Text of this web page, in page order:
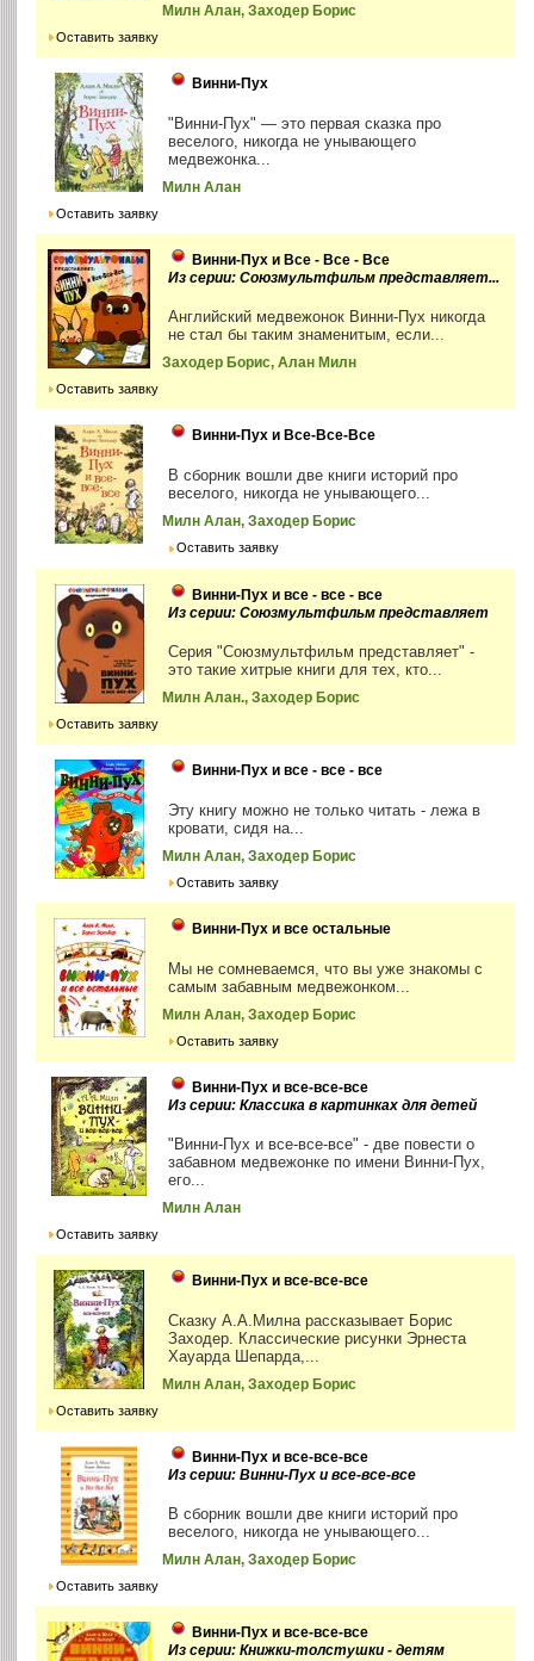
Милн Алан, Заходер Борис
Оставить заявку
Винни-Пух
"Винни-Пух" — это первая сказка про
веселого, никогда не унывающего
медвежонка...
Милн Алан
Оставить заявку
Винни-Пух и Все - Все - Все
Из серии: Союзмультфильм представляет...
Английский медвежонок Винни-Пух никогда
не стал бы таким знаменитым, если...
Заходер Борис, Алан Милн
Оставить заявку
Винни-Пух и Все-Все-Все
В сборник вошли две книги историй про
веселого, никогда не унывающего...
Милн Алан, Заходер Борис
Оставить заявку
Винни-Пух и все - все - все
Из серии: Союзмультфильм представляет
Серия "Союзмультфильм представляет" -
это такие хитрые книги для тех, кто...
Милн Алан., Заходер Борис
Оставить заявку
Винни-Пух и все - все - все
Эту книгу можно не только читать - лежа в
кровати, сидя на...
Милн Алан, Заходер Борис
Оставить заявку
Винни-Пух и все остальные
Мы не сомневаемся, что вы уже знакомы с
самым забавным медвежонком...
Милн Алан, Заходер Борис
Оставить заявку
Винни-Пух и все-все-все
Из серии: Классика в картинках для детей
"Винни-Пух и все-все-все" - две повести о
забавном медвежонке по имени Винни-Пух,
его...
Милн Алан
Оставить заявку
Винни-Пух и все-все-все
Сказку А.А.Милна рассказывает Борис
Заходер. Классические рисунки Эрнеста
Хауарда Шепарда,...
Милн Алан, Заходер Борис
Оставить заявку
Винни-Пух и все-все-все
Из серии: Винни-Пух и все-все-все
В сборник вошли две книги историй про
веселого, никогда не унывающего...
Милн Алан, Заходер Борис
Оставить заявку
Винни-Пух и все-все-все
Из серии: Книжки-толстушки - детям